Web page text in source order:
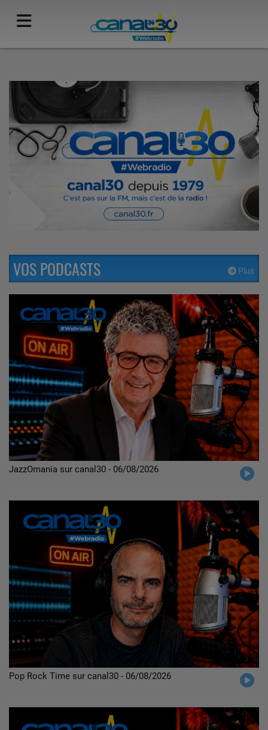
Plus
VOS PODCASTS
JazzOmania sur canal30 - 06/08/2026
Pop Rock Time sur canal30 - 06/08/2026